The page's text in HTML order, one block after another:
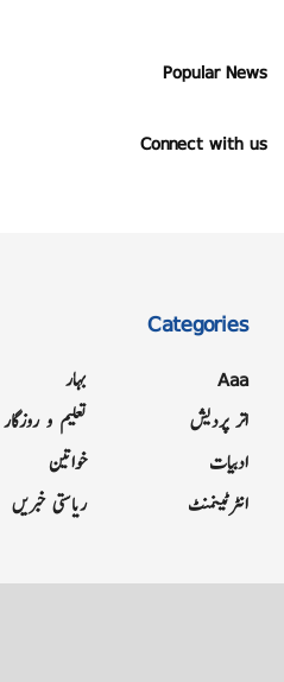
Popular News
Connect with us
Categories
Aaa
اتر پردیش
ادبیات
انٹرٹینمنٹ
بہار
تعلیم و روزگار
خواتین
ریاستی خبریں